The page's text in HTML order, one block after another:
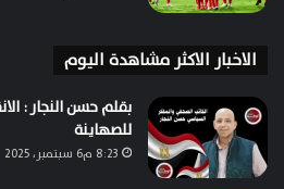
الاخبار الاكثر مشاهدة اليوم
بقلم حسن النجار :
للصهاينة
8:23 م6 سبتمبر، 2025